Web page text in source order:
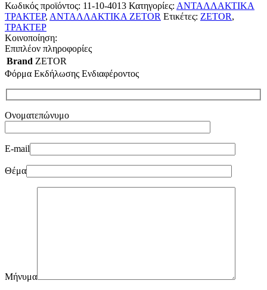
Κωδικός προϊόντος: 11-10-4013 Κατηγορίες: ΑΝΤΑΛΛΑΚΤΙΚΑ
ΤΡΑΚΤΕΡ, ΑΝΤΑΛΛΑΚΤΙΚΑ ZETOR Ετικέτες: ZETOR,
ΤΡΑΚΤΕΡ
Κοινοποίηση:
Επιπλέον πληροφορίες
Brand ZETOR
Φόρμα Εκδήλωσης Ενδιαφέροντος
Ονοματεπώνυμο
E-mail
Θέμα
Μήνυμα